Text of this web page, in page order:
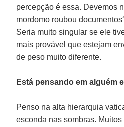
percepção é essa. Devemos
mordomo roubou
Seria muito singular se ele
mais provável que estejam
de peso muito diferente.
Está pensando em alguém
Penso na alta hierarquia
esconda nas sombras.